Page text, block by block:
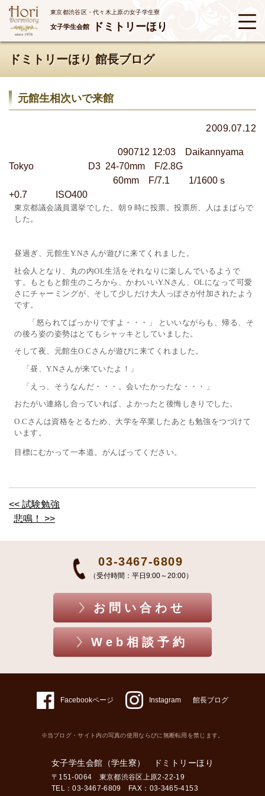
東京都渋谷区・代々木上原の女子学生寮
女子学生会館 ドミトリーほり
ドミトリーほり 館長ブログ
元館生相次いで来館
2009.07.12
090712 12:03 Daikannyama
Tokyo D3 24-70mm F/2.8G
60mm F/7.1 1/1600ｓ
+0.7 ISO400
東京都議会議員選挙でした。朝９時に投票。投票所、人はまばらで
した。
昼過ぎ、元館生Y.Nさんが遊びに来てくれました。
社会人となり、丸の内OL生活をそれなりに楽しんでいるようで
す。もともと館生のころから、かわいいY.Nさん、 OL になって可愛
さにチャーミングが、そして少しだけ大人っぽさが付加されたよう
です。
「怒られてばっかりですよ・・・」 といいながらも、帰る、そ
の後ろ姿の姿勢はとてもシャッキとしていました。
そして夜、元館生O.C さんが遊びに来てくれました。
「昼、Y.Nさんが来ていたよ！」
「えっ、そうなんだ・・・。会いたかったな・・・」
おたがい連絡し合っていれば、よかったと後悔しきりでした。
O.C さんは資格をとるため、大学を卒業したあとも勉強をつづけて
います。
目標にむかって一本道。がんばってください。
<< 試験勉強
悲鳴！ >>
03-3467-6809
（受付時間：平日9:00～20:00）
お問い合わせ
Web相談予約
Facebookページ Instagram 館長ブログ
※当ブログ・サイト内の写真の使用ならびに無断転用を禁じます。
女子学生会館（学生寮） ドミトリーほり
〒151-0064 東京都渋谷区上原2-22-19
TEL：03-3467-6809 FAX：03-3465-4153